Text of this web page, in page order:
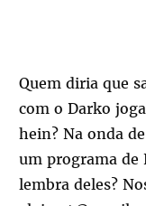
Quem diria que
com o Darko
hein? Na onda
um programa de
lembra deles?